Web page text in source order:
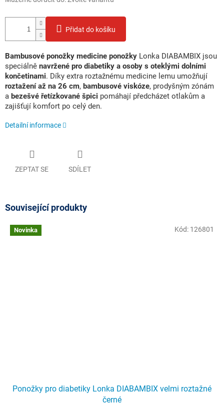
Přidat do košíku
Bambusové ponožky medicine ponožky Lonka DIABAMBIX jsou
speciálně navržené pro diabetiky a osoby s oteklými dolními
končetinami. Díky extra roztažnému medicine lemu umožňují
roztažení až na 26 cm, bambusové viskóze, prodyšným zónám
a bezešvé řetízkované špici pomáhají předcházet otlakům a
zajišťují komfort po celý den.
Detailní informace
ZEPTAT SE SDÍLET
Související produkty
Novinka
Ponožky pro diabetiky Lonka DIABAMBIX velmi roztažné
černé
Kód: 126801